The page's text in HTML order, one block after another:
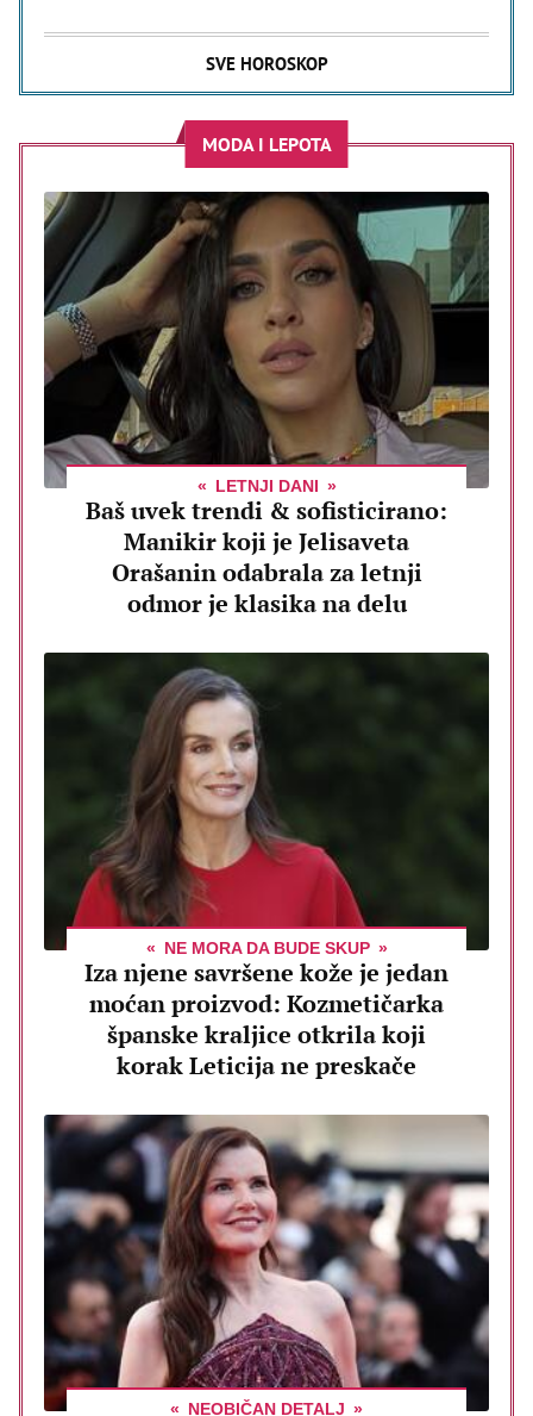
SVE HOROSKOP
MODA I LEPOTA
LETNJI DANI
Baš uvek trendi & sofisticirano:
Manikir koji je Jelisaveta
Orašanin odabrala za letnji
odmor je klasika na delu
NE MORA DA BUDE SKUP
Iza njene savršene kože je jedan
moćan proizvod: Kozmetičarka
španske kraljice otkrila koji
korak Leticija ne preskače
NEOBIČAN DETALJ